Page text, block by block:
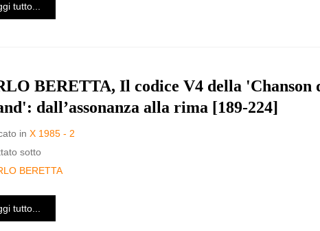
tutto...
BERETTA, Il codice V4 della 'Chanson
dall’assonanza alla rima [189-224]
in X 1985 - 2
sotto
BERETTA
tutto...